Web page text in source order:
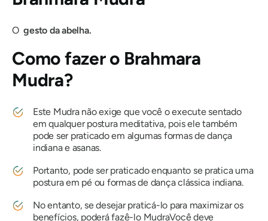
Ogesto da abelha.
Como fazero Brahmara
Mudra?
Este Mudranão exige que você o execute sentado
em qualquer postura meditativa, pois eletambém
pode ser praticado em algumas formas de dança
indiana e asanas.
Portanto, pode ser praticado enquanto se pratica uma
postura em pé ou formas de dança clássica indiana.
No entanto, se desejar praticá-lo para maximizar os
benefícios, poderá fazê-lo MudraVocê deve